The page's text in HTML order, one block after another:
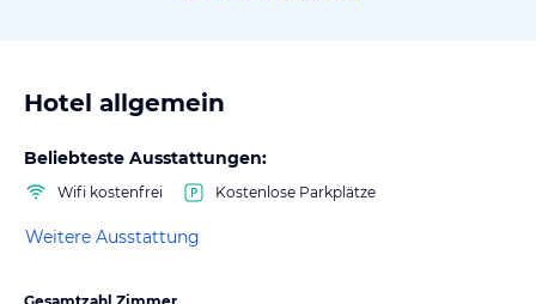
Hotel allgemein
Beliebteste Ausstattungen:
Wifi kostenfrei Kostenlose Parkplätze
Weitere Ausstattung